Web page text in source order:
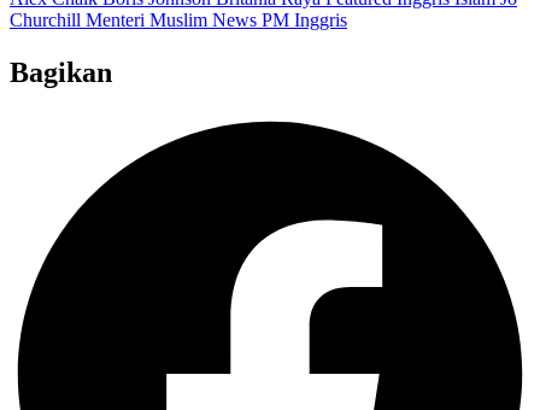
Churchill Menteri Muslim News PM Inggris
Bagikan